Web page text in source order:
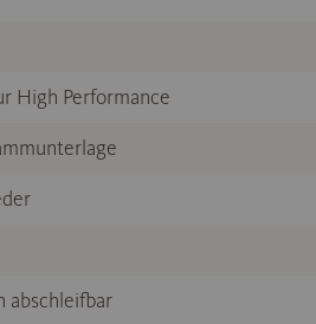
High Performance
abschleifbar